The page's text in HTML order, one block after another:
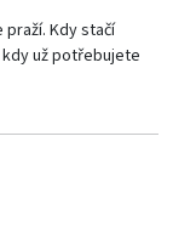
praží. Kdy stačí
už potřebujete